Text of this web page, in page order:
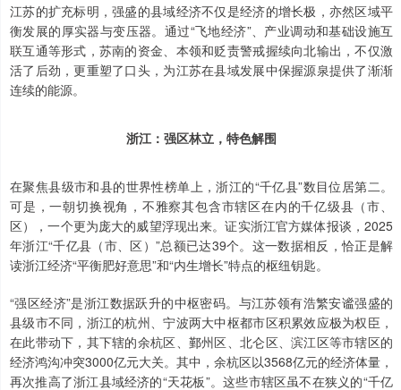
江苏的扩充标明，强盛的县域经济不仅是经济的增长极，亦然区域平
衡发展的厚实器与变压器。通过“飞地经济”、产业调动和基础设施互
联互通等形式，苏南的资金、本领和贬责警戒握续向北输出，不仅激
活了后劲，更重塑了口头，为江苏在县域发展中保握源泉提供了渐渐
连续的能源。
浙江：强区林立，特色解围
在聚焦县级市和县的世界性榜单上，浙江的“千亿县”数目位居第二。
可是，一朝切换视角，不雅察其包含市辖区在内的千亿级县（市、
区），一个更为庞大的威望浮现出来。证实浙江官方媒体报谈，2025
年浙江“千亿县（市、区）”总额已达39个。这一数据相反，恰正是解
读浙江经济“平衡肥好意思”和“内生增长”特点的枢纽钥匙。
“强区经济”是浙江数据跃升的中枢密码。与江苏领有浩繁安谧强盛的
县级市不同，浙江的杭州、宁波两大中枢都市区积累效应极为权臣，
在此带动下，其下辖的余杭区、鄞州区、北仑区、滨江区等市辖区的
经济鸿沟冲突3000亿元大关。其中，余杭区以3568亿元的经济体量，
再次推高了浙江县域经济的“天花板”。这些市辖区虽不在狭义的“千亿